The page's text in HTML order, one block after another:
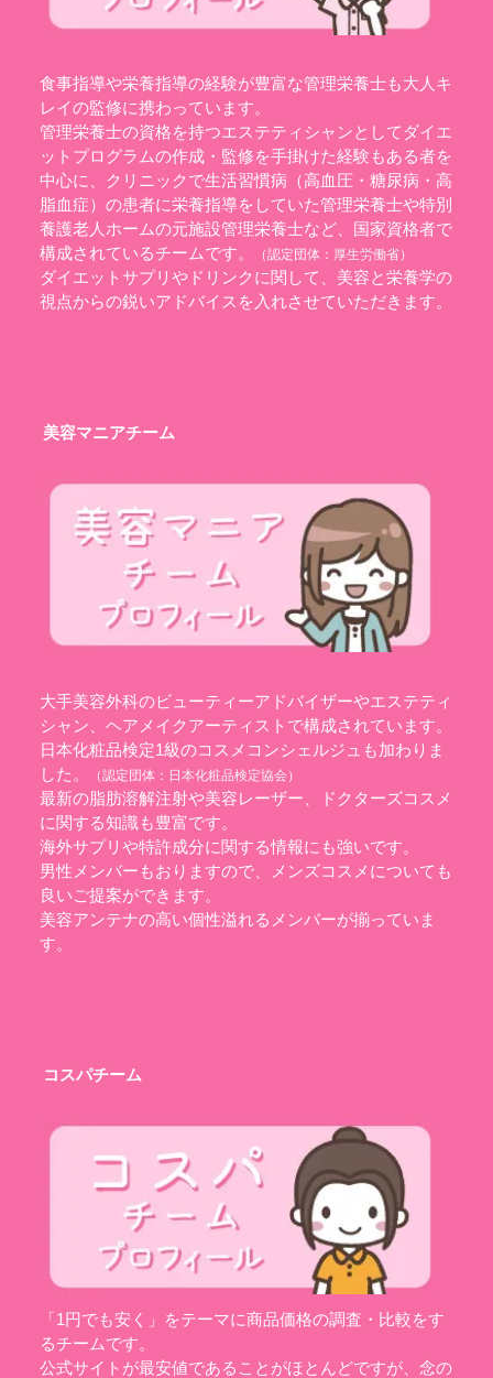
食事指導や栄養指導の経験が豊富な管理栄養士も大人キ
レイの監修に携わっています。
管理栄養士の資格を持つエステティシャンとしてダイエ
ットプログラムの作成・監修を手掛けた経験もある者を
中心に、クリニックで生活習慣病（高血圧・糖尿病・高
脂血症）の患者に栄養指導をしていた管理栄養士や特別
養護老人ホームの元施設管理栄養士など、国家資格者で
構成されているチームです。
（認定団体： 厚生労働省）
ダイエットサプリやドリンクに関して、美容と栄養学の
視点からの鋭いアドバイスを入れさせていただきます。
美容マニアチーム
大手美容外科のビューティーアドバイザーやエステティ
シャン、ヘアメイクアーティストで構成されています。
日本化粧品検定1級のコスメコンシェルジュも加わりま
した。
（認定団体： 日本化粧品検定協会）
最新の脂肪溶解注射や美容レーザー、ドクターズコスメ
に関する知識も豊富です。
海外サプリや特許成分に関する情報にも強いです。
男性メンバーもおりますので、メンズコスメについても
良いご提案ができます。
美容アンテナの高い個性溢れるメンバーが揃っていま
す。
コスパチーム
「1円でも安く」をテーマに商品価格の調査・比較をす
るチームです。
公式サイトが最安値であることがほとんどですが、念の